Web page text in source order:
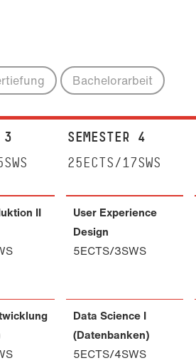
Bachelorarbeit
3 SEMESTER 4
25ECTS/17SWS
II
User Experience
Design
5ECTS/3SWS
Data Science I
(Datenbanken)
5ECTS/4SWS